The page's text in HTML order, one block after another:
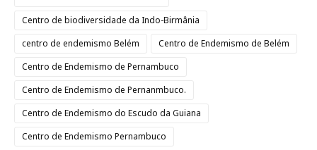
Centro de biodiversidade da Indo-Birmânia
centro de endemismo Belém
Centro de Endemismo de Belém
Centro de Endemismo de Pernambuco
Centro de Endemismo de Pernanmbuco.
Centro de Endemismo do Escudo da Guiana
Centro de Endemismo Pernambuco